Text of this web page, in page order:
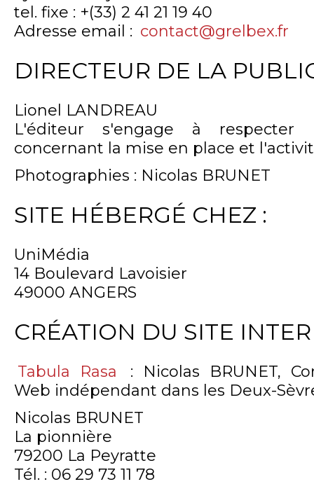
tel. fixe : +(33) 2 41 21 19 40
Adresse email : contact@grelbex.fr
DIRECTEUR DE LA
Lionel LANDREAU
L'éditeur s'engage à respecter
concernant la mise en place et
Photographies : Nicolas BRUNET
SITE HÉBERGÉ CHEZ :
UniMédia
14 Boulevard Lavoisier
49000 ANGERS
CRÉATION DU SITE
Tabula Rasa
: Nicolas BRUNET,
Web indépendant dans les Deux-
Nicolas BRUNET
La pionnière
79200 La Peyratte
Tél. : 06 29 73 11 78